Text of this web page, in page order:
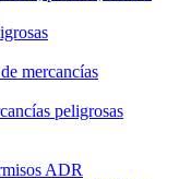
mercancías
peligrosas
ADR